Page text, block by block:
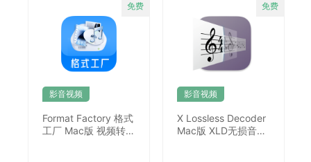
影音视频
Format Factory 格式
工厂 Mac版 视频转换
影音视频
X Lossless Decoder
Mac版 XLD无损音频